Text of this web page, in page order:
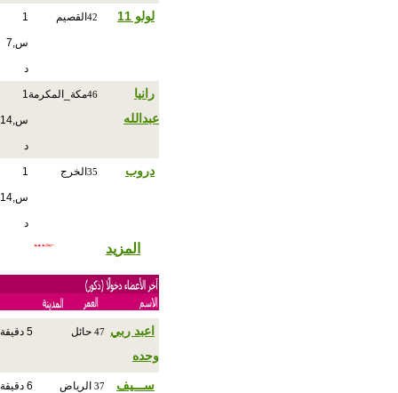
لولو 11 42 القصيم 1
س,7
د
رانيا
عبدالله
46مكة_المكرمة1
س,14
د
دروب 35 الخرج 1
س,14
د
المزيد
اعبد ربي
وحده
47 حائل 5 دقيقة
ســـيف 37 الرياض 6 دقيقة